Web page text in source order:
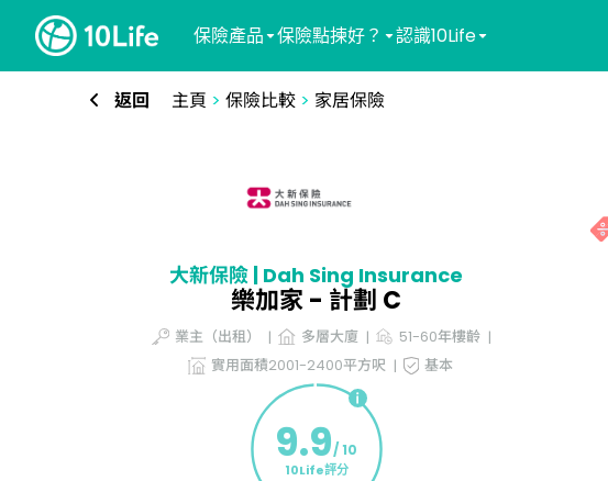
保險產品 保險點揀好？ 認識10Life
返回 主頁 > 保險比較> 家居保險
大新保險 | Dah Sing Insurance
樂加家 - 計劃 C
業主（出租） 多層大廈
51-60年樓齡
實用面積2001-2400平方呎
基本
9.9/ 10
10Life評分